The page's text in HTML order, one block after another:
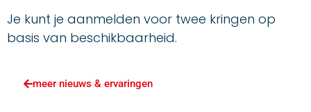
Je kunt je aanmelden voor twee kringen op
basis van beschikbaarheid.
meer nieuws & ervaringen